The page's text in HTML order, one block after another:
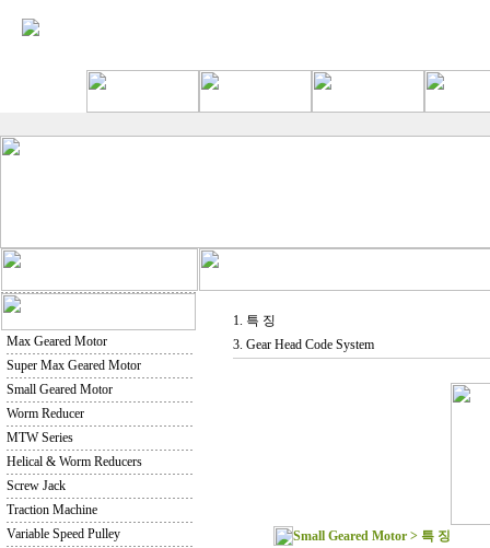
Max Geared Motor
Super Max Geared Motor
Small Geared Motor
Worm Reducer
MTW Series
Helical & Worm Reducers
Screw Jack
Traction Machine
Variable Speed Pulley
1. 특 징
3. Gear Head Code System
Small Geared Motor > 특 징